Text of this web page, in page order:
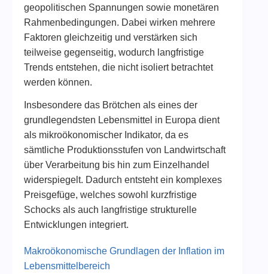
geopolitischen Spannungen sowie monetären
Rahmenbedingungen. Dabei wirken mehrere
Faktoren gleichzeitig und verstärken sich
teilweise gegenseitig, wodurch langfristige
Trends entstehen, die nicht isoliert betrachtet
werden können.
Insbesondere das Brötchen als eines der
grundlegendsten Lebensmittel in Europa dient
als mikroökonomischer Indikator, da es
sämtliche Produktionsstufen von Landwirtschaft
über Verarbeitung bis hin zum Einzelhandel
widerspiegelt. Dadurch entsteht ein komplexes
Preisgefüge, welches sowohl kurzfristige
Schocks als auch langfristige strukturelle
Entwicklungen integriert.
Makroökonomische Grundlagen der Inflation im
Lebensmittelbereich